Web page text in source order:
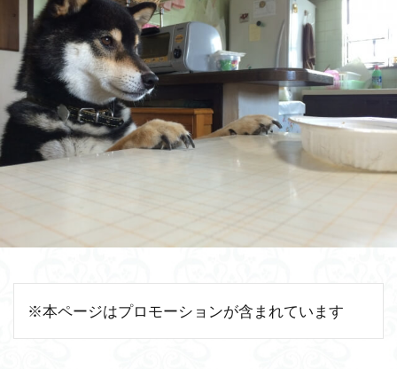
※本ページはプロモーションが含まれています